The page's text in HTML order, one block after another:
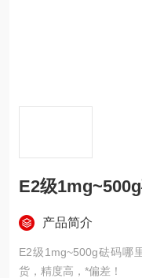
E2级
产品简介
E2级1mg~500g砝码哪
货，精度高，*偏差！